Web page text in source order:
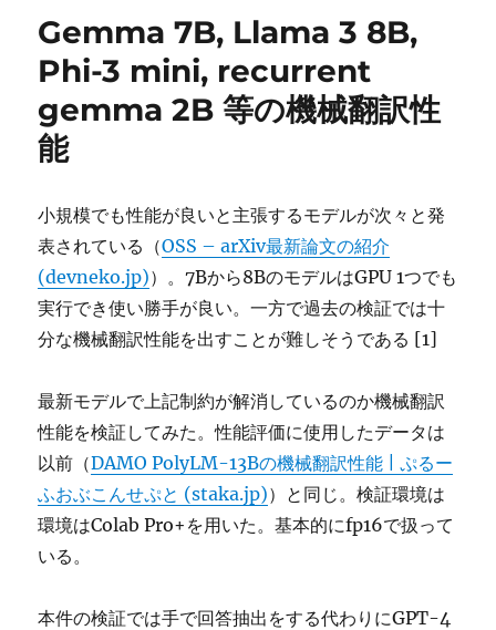
ー
Gemini
Flash
機
械
能
に
Gemma 7B, Llama 3 8B,
Phi-3 mini, recurrent
gemma 2B 等の機械翻訳性
能
小規模でも性能が良いと主張するモデルが次々と発
表されている（OSS – arXiv最新論文の紹介
(devneko.jp)）。7Bから8BのモデルはGPU 1つでも
実行でき使い勝手が良い。一方で過去の検証では十
分な機械翻訳性能を出すことが難しそうである [1]
最新モデルで上記制約が解消しているのか機械翻訳
性能を検証してみた。性能評価に使用したデータは
以前（DAMO PolyLM-13Bの機械翻訳性能 | ぷるー
ふおぶこんせぷと (staka.jp)）と同じ。検証環境は
環境はColab Pro+を用いた。基本的にfp16で扱って
いる。
本件の検証では手で回答抽出をする代わりにGPT-4